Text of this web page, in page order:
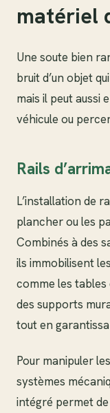
matériel
Une soute bien
bruit d’un objet
mais il peut aussi
véhicule ou
Rails
L’installation de
plancher ou les
Combinés à des
ils immobilisent
comme les tables
des supports
tout en
Pour manipuler
systèmes
intégré permet